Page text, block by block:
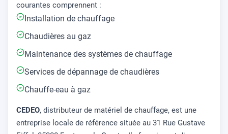
courantes comprennent :
Installation de chauffage
Chaudières au gaz
Maintenance des systèmes de chauffage
Services de dépannage de chaudières
Chauffe-eau à gaz
CEDEO, distributeur de matériel de chauffage, est une
entreprise locale de référence située au 31 Rue Gustave